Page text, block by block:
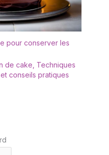
pour conserver les
de cake Techniques
conseils pratiques